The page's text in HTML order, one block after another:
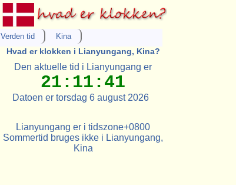
Verden tid Kina
Hvad er klokken i Lianyungang, Kina?
Den aktuelle tid i Lianyungang er
21:11:41
Datoen er torsdag 6 august 2026
Lianyungang er i tidszone+0800
Sommertid bruges ikke i Lianyungang,
Kina